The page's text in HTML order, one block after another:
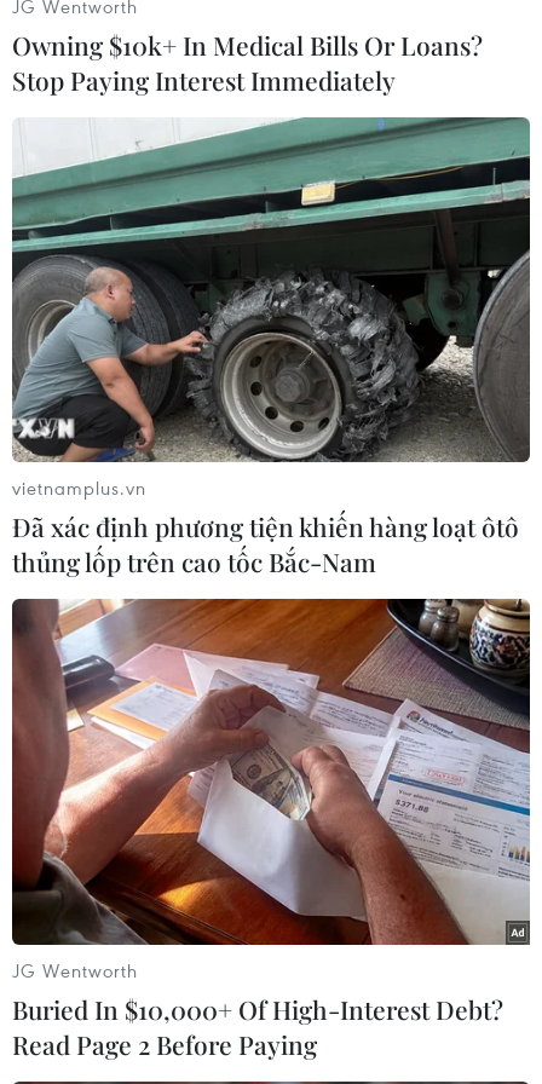
Dân chủ cầm quyền, hiện là cố vấn đặc biệt
Liên minh nghị sỹ hữu nghị Nhật-Việt đề nghị
quan khách cùng nâng cố chúc mừng Năm mới,
chúc cho quan hệ Nhật-Việt phát triển mạnh
mẽ.
Trong không khí ấm cúng, bạn bè Nhật Bản
cùng các vị khách quý đã rất hào hứng thưởng
thức những món ăn cổ truyền của Việt Nam vào
dịp Tết cổ truyền như bánh chưng, bánh tét,
nem rán, phở.../.
(TTXVN)
#Giáp Ngọ #Tết Nguyên Đán
#Chiêu đãi
#Bánh chưng
#Ngoại giao đoàn
#Tết cổ truyền
Nhật Bản
Việt Nam
Theo dõi VietnamPlus
JG Wentworth
Owning $10k+ In Medical Bills Or Loans?
Stop Paying Interest Immediately
vietnamplus.vn
Đã xác định phương tiện khiến hàng loạt ôtô
thủng lốp trên cao tốc Bắc-Nam
JG Wentworth
Buried In $10,000+ Of High-Interest Debt?
Read Page 2 Before Paying